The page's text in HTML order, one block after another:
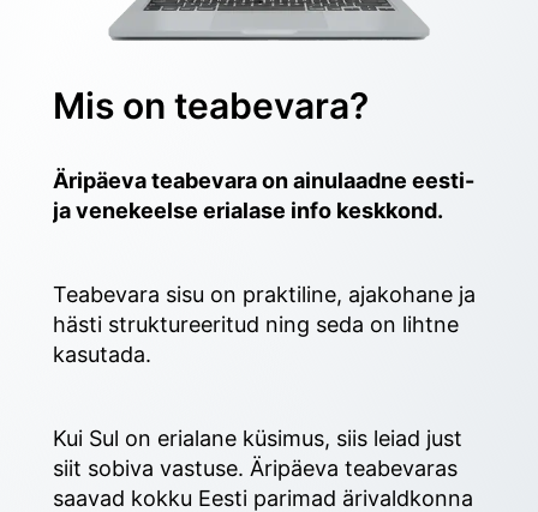
Mis on teabevara?
Äripäeva teabevara on ainulaadne eesti-
ja venekeelse erialase info keskkond.
Teabevara sisu on praktiline, ajakohane ja
hästi struktureeritud ning seda on lihtne
kasutada.
Kui Sul on erialane küsimus, siis leiad just
siit sobiva vastuse. Äripäeva teabevaras
saavad kokku Eesti parimad ärivaldkonna